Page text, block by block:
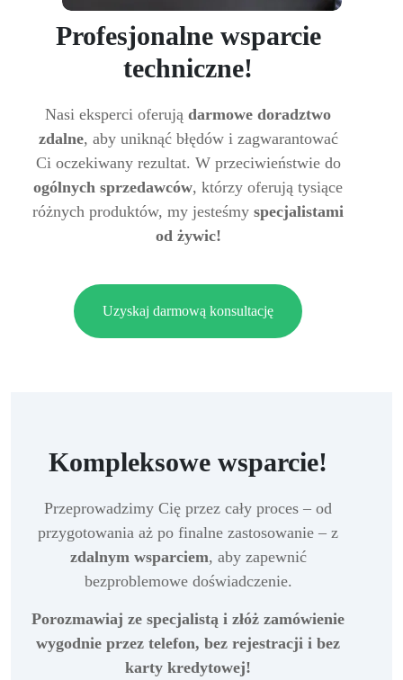
Profesjonalne wsparcie
techniczne!
Nasi eksperci oferują darmowe doradztwo
zdalne, aby uniknąć błędów i zagwarantować
Ci oczekiwany rezultat. W przeciwieństwie do
ogólnych sprzedawców, którzy oferują tysiące
różnych produktów, my jesteśmy specjalistami
od żywic!
Uzyskaj darmową konsultację
Kompleksowe wsparcie!
Przeprowadzimy Cię przez cały proces – od
przygotowania aż po finalne zastosowanie – z
zdalnym wsparciem, aby zapewnić
bezproblemowe doświadczenie.
Porozmawiaj ze specjalistą i złóż zamówienie
wygodnie przez telefon, bez rejestracji i bez
karty kredytowej!